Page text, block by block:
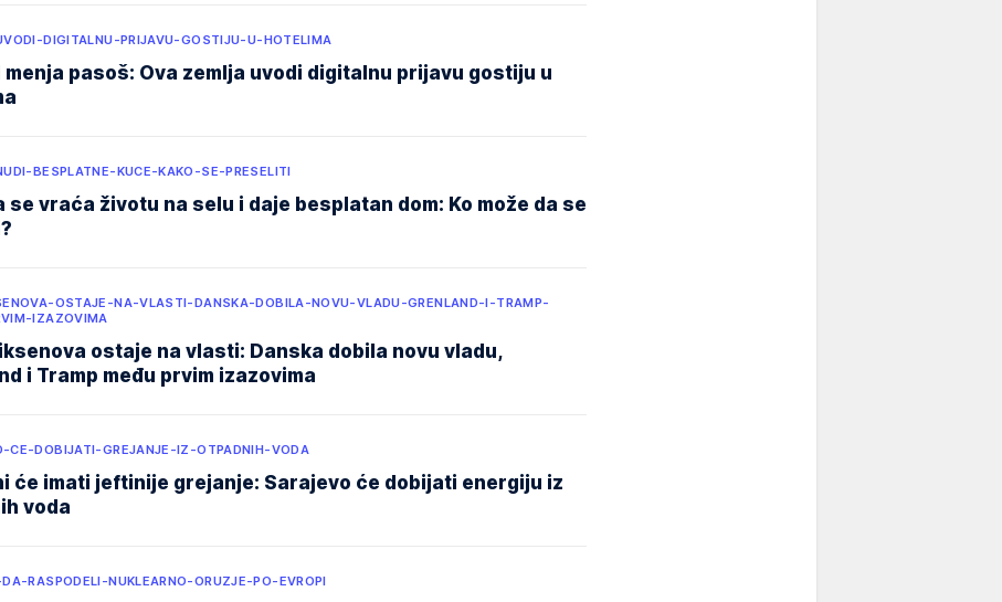
DIGITALNU-PRIJAVU-GOSTIJU-U-HOTELIMA
menja pasoš: Ova zemlja uvodi digitalnu prijavu gostiju u
BESPLATNE-KUCE-KAKO-SE-PRESELITI
se vraća životu na selu i daje besplatan dom: Ko može da se
OSTAJE-NA-VLASTI-DANSKA-DOBILA-NOVU-VLADU-GRENLAND-I-TRAMP-
IZAZOVIMA
ostaje na vlasti: Danska dobila novu vladu,
i Tramp među prvim izazovima
CE-DOBIJATI-GREJANJE-IZ-OTPADNIH-VODA
će imati jeftinije grejanje: Sarajevo će dobijati energiju iz
voda
RASPODELI-NUKLEARNO-ORUZJE-PO-EVROPI